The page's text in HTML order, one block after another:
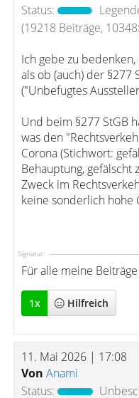
Status:
(19218 Beiträge,
Ich gebe zu
als ob (auch) der §277
("Unbefugtes
Und beim §277 StGB
was den
Corona (Stichwort:
Behauptung, gefälscht
Zweck im
keine sonderlich hohe
Signatur:
Für alle meine
1x Hilfreich
11. Mai 2026 | 17:08
Von Anami
Status: